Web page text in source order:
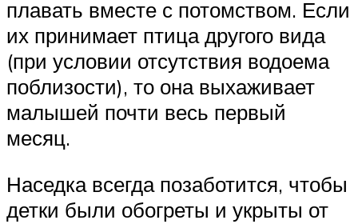
плавать вместе с потомством. Если
их принимает птица другого вида
(при условии отсутствия водоема
поблизости), то она выхаживает
малышей почти весь первый
месяц.
Наседка всегда позаботится, чтобы
детки были обогреты и укрыты от